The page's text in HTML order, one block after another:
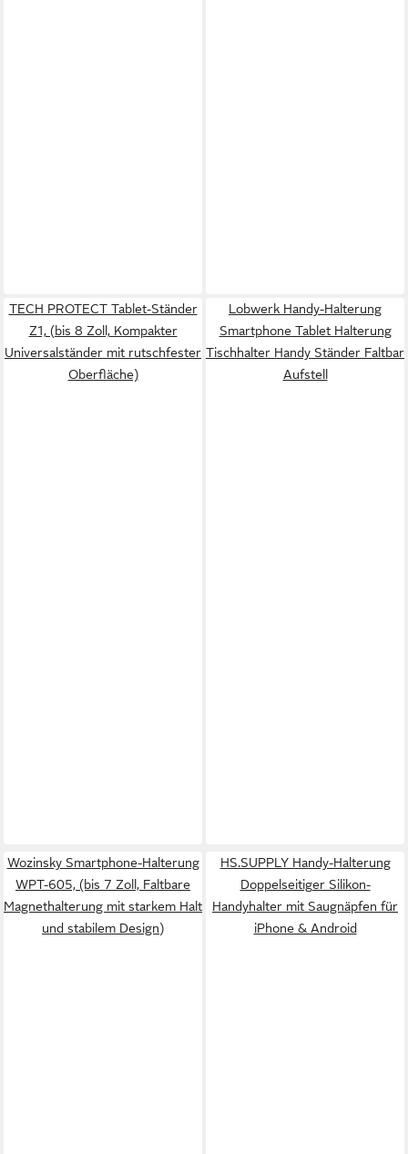
TECH PROTECT Tablet-Ständer
Z1, (bis 8 Zoll, Kompakter
Universalständer mit rutschfester
Oberfläche)
Lobwerk Handy-Halterung
Smartphone Tablet Halterung
Tischhalter Handy Ständer Faltbar
Aufstell
Wozinsky Smartphone-Halterung
WPT-605, (bis 7 Zoll, Faltbare
Magnethalterung mit starkem Halt
und stabilem Design)
HS.SUPPLY Handy-Halterung
Doppelseitiger Silikon-
Handyhalter mit Saugnäpfen für
iPhone & Android